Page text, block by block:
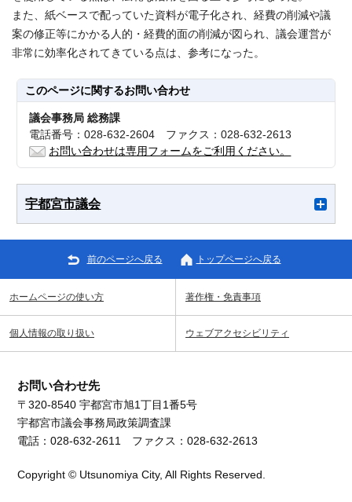
また、紙ベースで配っていた資料が電子化され、経費の削減や議
案の修正等にかかる人的・経費的面の削減が図られ、議会運営が
非常に効率化されてきている点は、参考になった。
このページに関するお問い合わせ
議会事務局 総務課
電話番号：028-632-2604 ファクス：028-632-2613
お問い合わせは専用フォームをご利用ください。
宇都宮市議会
前のページへ戻る トップページへ戻る
ホームページの使い方 著作権・免責事項
個人情報の取り扱い ウェブアクセシビリティ
お問い合わせ先
〒320-8540 宇都宮市旭1丁目1番5号
宇都宮市議会事務局政策調査課
電話：028-632-2611 ファクス：028-632-2613
Copyright © Utsunomiya City, All Rights Reserved.